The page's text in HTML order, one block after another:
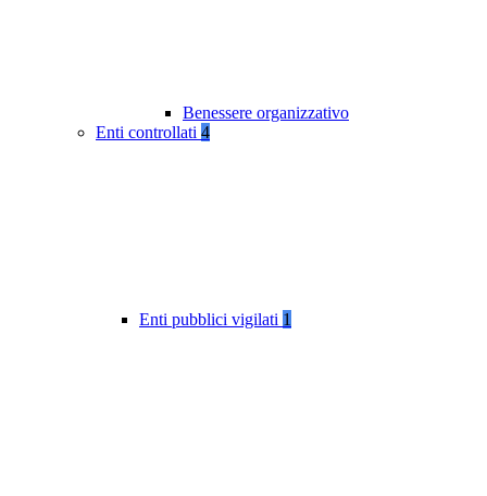
Benessere organizzativo
Enti controllati 4
Enti pubblici vigilati 1